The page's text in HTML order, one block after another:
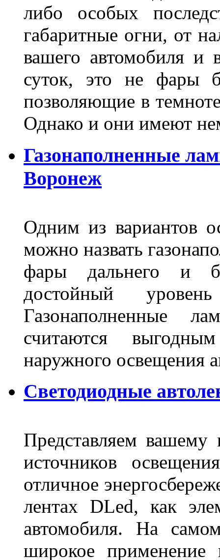
либо особых
габаритные огни, от
вашего автомобиля и
суток, это не фары
позволяющие в
Однако и они имеют
Газонаполненные
Воронеж
Одним из вариантов
можно назвать
фары дальнего и
достойный
Газонаполненные
считаются
наружного освещения
Светодиодные
Представляем
источников
отличное
лентах DLed, как
автомобиля. На
широкое